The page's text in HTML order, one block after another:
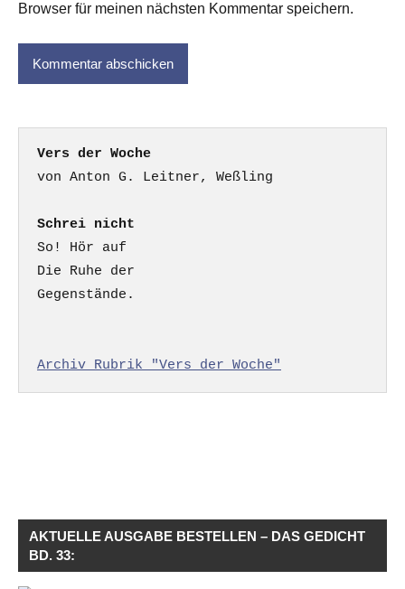
Browser für meinen nächsten Kommentar speichern.
Vers der Woche
Schrei nicht
So! Hör auf
Die Ruhe der
Gegenstände.
Archiv Rubrik "Vers der Woche"
AKTUELLE AUSGABE BESTELLEN – DAS GEDICHT
BD. 33: